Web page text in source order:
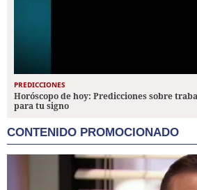
PREDICCIONES
Horóscopo de hoy: Predicciones sobre
para tu signo
CONTENIDO PROMOCIONADO